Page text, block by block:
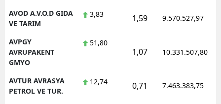
AVOD A.V.O.D GIDA
VE TARIM
3,83 1,59 9.570.527,97
AVPGY
AVRUPAKENT
GMYO
51,80
1,07 10.331.507,80
AVTUR AVRASYA
PETROL VE TUR.
12,74 0,71 7.463.383,75